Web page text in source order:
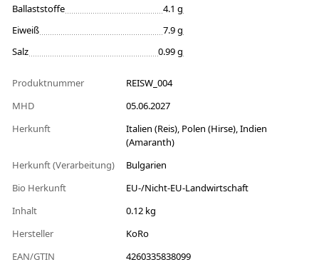
Ballaststoffe
4.1 g
Eiweiß
7.9 g
Salz
0.99 g
Produktnummer
REISW_004
MHD
05.06.2027
Herkunft
Italien (Reis), Polen (Hirse), Indien
(Amaranth)
Herkunft (Verarbeitung)
Bulgarien
Bio Herkunft
EU-/Nicht-EU-Landwirtschaft
Inhalt
0.12 kg
Hersteller
KoRo
EAN/GTIN
4260335838099